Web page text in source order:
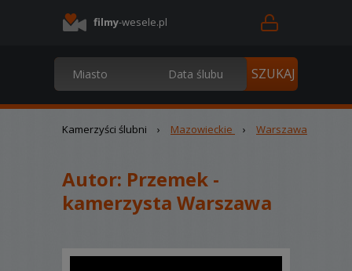
filmy-wesele.pl
Kamerzyści ślubni › Mazowieckie › Warszawa
Autor: Przemek -
kamerzysta Warszawa